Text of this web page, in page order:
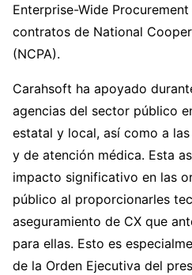
Enterprise-Wide
contratos de National
(NCPA).
Carahsoft ha apoyado
agencias del sector público
estatal y local, así como a
y de atención médica. Esta
impacto significativo en las
público al proporcionarles
aseguramiento de CX que
para ellas. Esto es
de la Orden Ejecutiva del